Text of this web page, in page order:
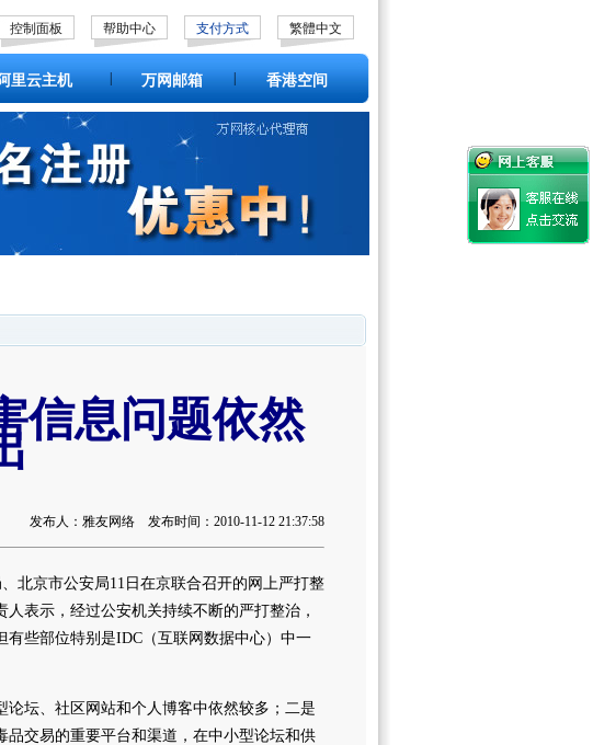
控制面板 帮助中心 支付方式 繁體中文
里云主机 万网邮箱 香港空间
信息问题依然
发布人：雅友网络 发布时间：2010-11-12 21:37:58
北京市公安局11日在京联合召开的网上严打整
表示，经过公安机关持续不断的严打整治，
些部位特别是IDC（互联网数据中心）中一
坛、社区网站和个人博客中依然较多；二是
交易的重要平台和渠道，在中小型论坛和供